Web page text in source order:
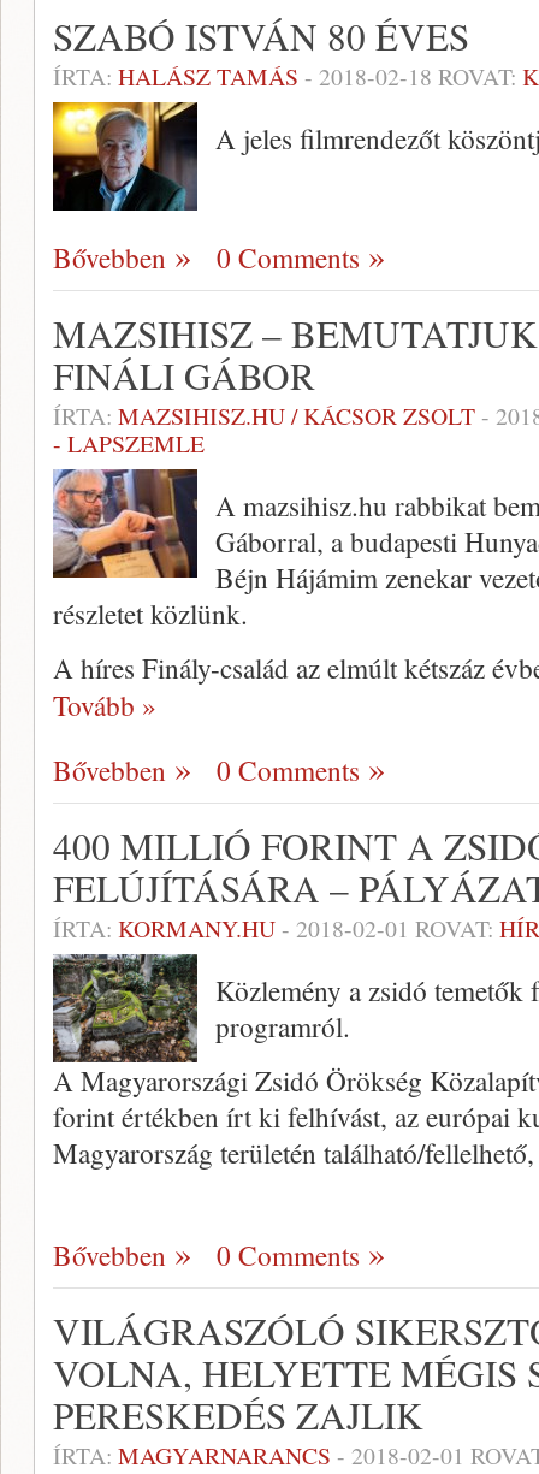
SZABÓ ISTVÁN 80 ÉVES
ÍRTA: HALÁSZ TAMÁS - 2018-02-18 ROVAT:
A jeles filmrendezőt
Bővebben 0 Comments
MAZSIHISZ –
FINÁLI GÁBOR
ÍRTA: MAZSIHISZ.HU / KÁCSOR ZSOLT-
- LAPSZEMLE
A mazsihisz.hu rabbikat
Gáborral, a budapesti
Béjn Hájámim zenekar
részletet közlünk.
A híres Finály-család az elmúlt kétszáz
Tovább »
Bővebben
0 Comments
400 MILLIÓ FORINT A
FELÚJÍTÁSÁRA –
ÍRTA: KORMANY.HU- 2018-02-01 ROVAT:
Közlemény a zsidó temetők
programról.
A Magyarországi Zsidó Örökség
forint értékben írt ki felhívást, az európai
Magyarország területén található/
Bővebben 0 Comments
VILÁGRASZÓLÓ
VOLNA, HELYETTE MÉGIS
PERESKEDÉS ZAJLIK
ÍRTA: MAGYARNARANCS - 2018-02-01